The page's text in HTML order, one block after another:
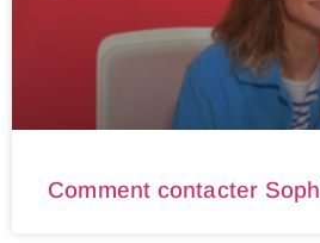
Comment contacter